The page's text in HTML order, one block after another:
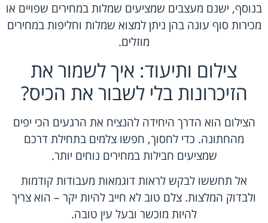
בנוסף, ישנם מעצבים שמציעים שמלות במחירים שפויים או
מכירות סוף עונה בהן ניתן למצוא שמלות וחליפות במחירים
מוזלים.
צילום ותיעוד: איך לשמור את
הזיכרונות בלי לשבור את הכיס?
הצילום הוא הדרך היחידה להנציח את הרגעים הכי יפים
מהחתונה. כדי לחסוך, חפשו צלמים בתחילת דרכם
שמציעים חבילות במחירים נוחים יותר.
אל תחששו לבקש לראות דוגמאות מעבודות קודמות
ולבדוק המלצות. צלם טוב לא חייב להיות יקר – הוא צריך
להיות מוכשר ובעל עין טובה.